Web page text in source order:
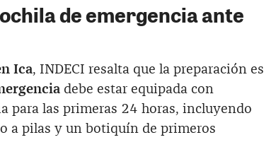
de emergencia ante
Ica, INDECI resalta que la preparación es
debe estar equipada con
para las primeras 24 horas, incluyendo
a pilas y un botiquín de primeros